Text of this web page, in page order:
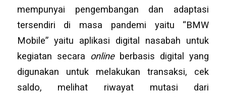
mempunyai pengembangan dan adaptasi
tersendiri di masa pandemi yaitu “BMW
Mobile” yaitu aplikasi digital nasabah untuk
kegiatan secara onlineberbasis digital yang
digunakan untuk melakukan transaksi, cek
saldo, melihat riwayat mutasi dari